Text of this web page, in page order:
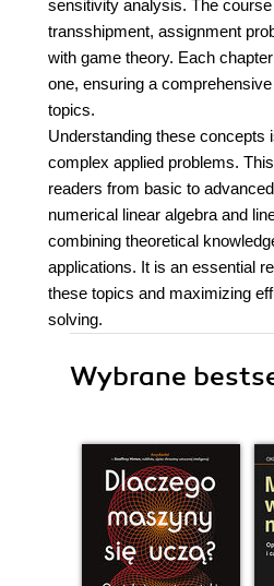
sensitivity analysis. The
transshipment, assignment
with game theory. Each
one, ensuring a
topics.
Understanding these concepts
complex applied problems.
readers from basic to
numerical linear algebra and
combining theoretical
applications. It is an essential
these topics and maximizing
solving.
Wybrane